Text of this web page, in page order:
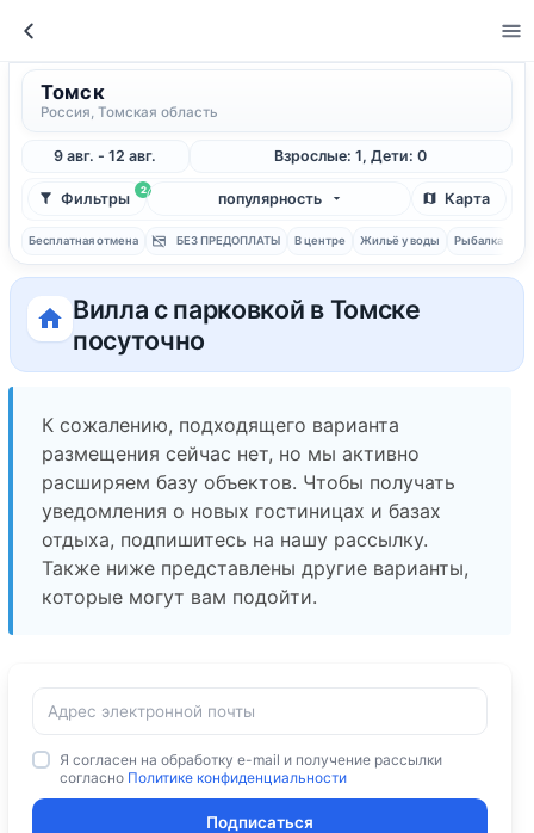
Томск
Россия, Томская область
9 авг. - 12 авг. Взрослые: 1, Дети: 0
2
Фильтры популярность Карта
Бесплатная отмена БЕЗ ПРЕДОПЛАТЫ В центре Жильё у воды Рыбалка
Вилла с парковкой в Томске
посуточно
К сожалению, подходящего варианта
размещения сейчас нет, но мы активно
расширяем базу объектов. Чтобы получать
уведомления о новых гостиницах и базах
отдыха, подпишитесь на нашу рассылку.
Также ниже представлены другие варианты,
которые могут вам подойти.
Я согласен на обработку e-mail и получение рассылки
согласно Политике конфиденциальности
Подписаться